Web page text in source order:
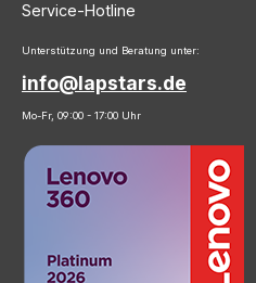
Service-Hotline
Unterstützung und Beratung unter:
info@lapstars.de
Mo-Fr, 09:00 - 17:00 Uhr